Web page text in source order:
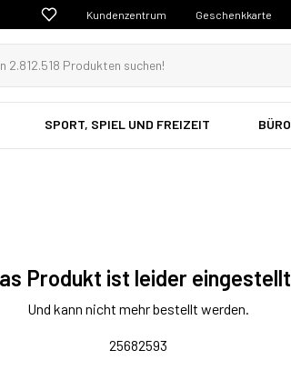
Kundenzentrum Geschenkkarte
SPORT, SPIEL UND FREIZEIT BÜRO
Produkt ist leider eingestellt
Und kann nicht mehr bestellt werden.
25682593